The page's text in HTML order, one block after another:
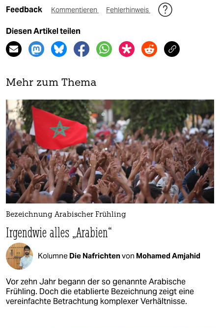
Feedback Kommentieren Fehlerhinweis
Diesen Artikel teilen
Mehr zum Thema
Bezeichnung Arabischer Frühling
Irgendwie alles „Arabien“
Kolumne Die Nafrichtenvon Mohamed Amjahid
Vor zehn Jahr begann der so genannte Arabische
Frühling. Doch die etablierte Bezeichnung zeigt eine
vereinfachte Betrachtung komplexer Verhältnisse.